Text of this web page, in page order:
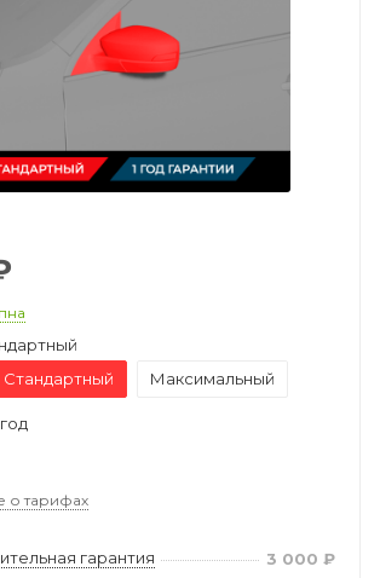
Стандартный Максимальный
год
о тарифах
гарантия 3 000 ₽